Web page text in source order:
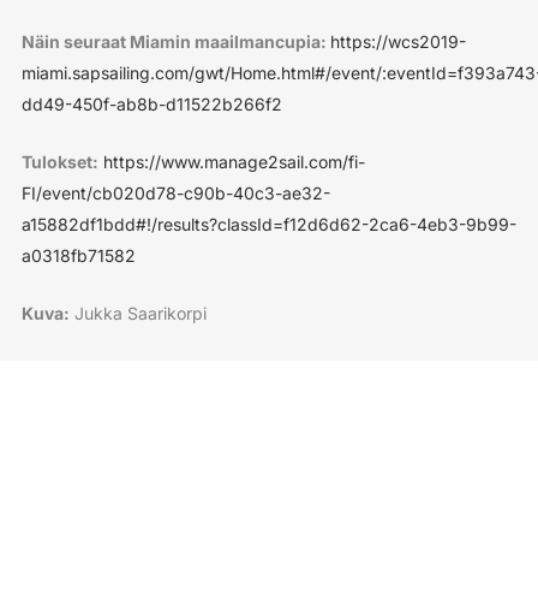
Näin seuraat Miamin maailmancupia: https://wcs2019-
miami.sapsailing.com/gwt/Home.html#/event/
dd49-450f-ab8b-d11522b266f2
Tulokset: https://www.manage2sail.com/fi-
FI/event/cb020d78-c90b-40c3-ae32-
a15882df1bdd#!/results?classId=f12d6d62-2ca6-4eb3-9b99-
a0318fb71582
Kuva: Jukka Saarikorpi